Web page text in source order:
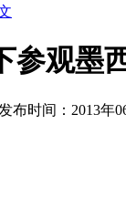
参观墨
发布时间：2013年